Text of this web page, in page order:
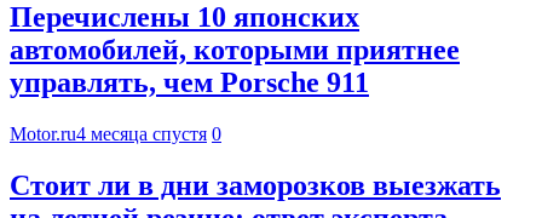
Перечислены 10 японских
автомобилей, которыми приятнее
управлять, чем Porsche 911
Motor.ru4 месяца спустя 0
Стоит ли в дни заморозков выезжать